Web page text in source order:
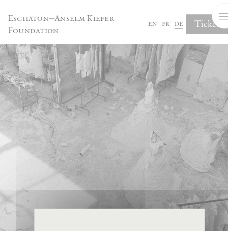
Eschaton—Anselm Kiefer
Foundation
en fr de Tickets